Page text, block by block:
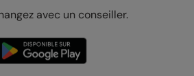
avec un conseiller.